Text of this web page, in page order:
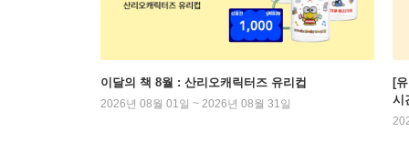
이달의 책 8월 : 산리오캐릭터즈 유리컵
2026년 08월 01일 ~ 2026년 08월 31일
[
시